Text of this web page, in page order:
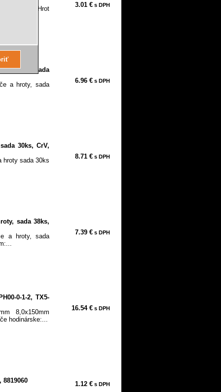
Hrot
3.01 € s DPH
a hroty, sada
a hroty, sada
6.96 € s DPH
30ks, CrV,
hroty sada 30ks
8.71 € s DPH
sada 38ks,
a hroty, sada
7.39 € s DPH
0-1-2, TX5-
8,0x150mm
hodinárske:...
16.54 € s DPH
1.12 € s DPH